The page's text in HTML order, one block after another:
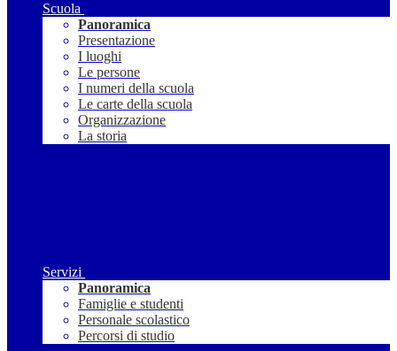
Scuola
Panoramica
Presentazione
I luoghi
Le persone
I numeri della scuola
Le carte della scuola
Organizzazione
La storia
Servizi
Panoramica
Famiglie e studenti
Personale scolastico
Percorsi di studio